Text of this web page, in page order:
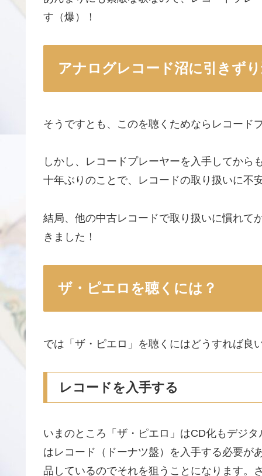
す（爆）！
アナログレコード沼に引きず
そうですとも、このを聴くためならレコード
しかし、レコードプレーヤーを入手してか
十年ぶりのことで、レコードの取り扱いに不
結局、他の中古レコードで取り扱いに慣れて
きました！
ザ・ピエロを聴くには？
では「ザ・ピエロ」を聴くにはどうすれば良
レコードを入手する
いまのところ「ザ・ピエロ」はCD化もデジ
はレコード（ドーナツ盤）を入手する必要が
品しているのでそれを狙うことになります。